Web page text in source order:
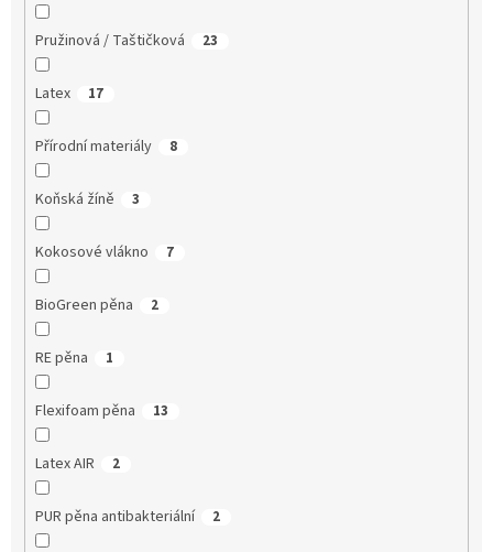
Pružinová / Taštičková 23
Latex 17
Přírodní materiály 8
Koňská žíně 3
Kokosové vlákno 7
BioGreen pěna 2
RE pěna 1
Flexifoam pěna 13
Latex AIR 2
PUR pěna antibakteriální 2